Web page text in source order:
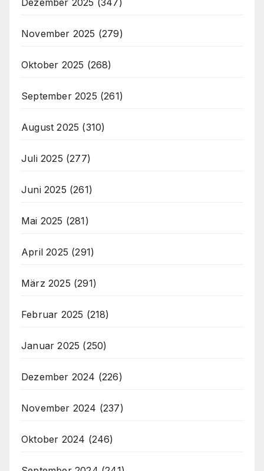
November 2025 (279)
Oktober 2025 (268)
September 2025 (261)
August 2025 (310)
Juli 2025 (277)
Juni 2025 (261)
Mai 2025 (281)
April 2025 (291)
März 2025 (291)
Februar 2025 (218)
Januar 2025 (250)
Dezember 2024 (226)
November 2024 (237)
Oktober 2024 (246)